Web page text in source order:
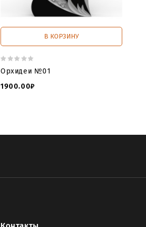
В КОРЗИНУ
Орхидеи №01
1900.00₽